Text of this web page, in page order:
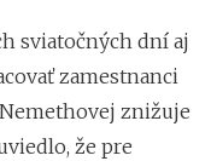
sviatočných dní aj
zamestnanci
znižuje
že pre